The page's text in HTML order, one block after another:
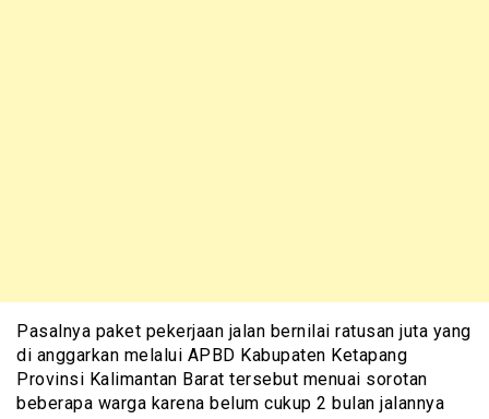
Pasalnya paket pekerjaan jalan bernilai ratusan juta yang
di anggarkan melalui APBD Kabupaten Ketapang
Provinsi Kalimantan Barat tersebut menuai sorotan
beberapa warga karena belum cukup 2 bulan jalannya